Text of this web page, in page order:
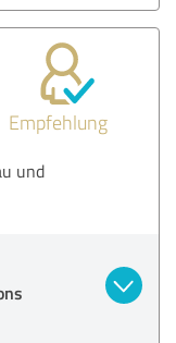
Empfehlung
und